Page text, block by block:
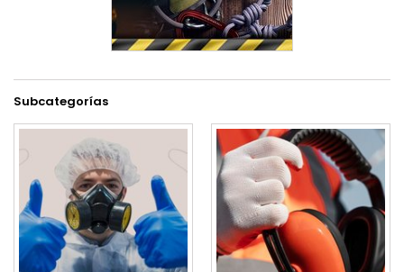
Subcategorías